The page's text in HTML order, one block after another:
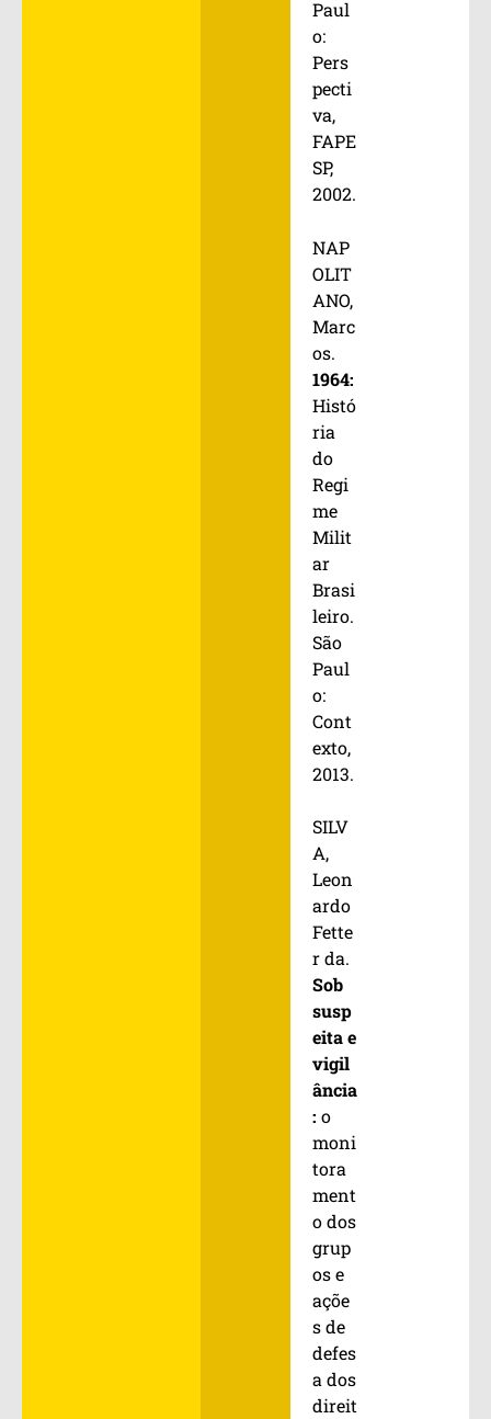
Paul
o:
Pers
pecti
va,
FAPE
SP,
2002.
NAP
OLIT
ANO,
Marc
os.
1964:
Histó
ria
do
Regi
me
Milit
ar
Brasi
leiro.
São
Paul
o:
Cont
exto,
2013.
SILV
A,
Leon
ardo
Fette
r da.
Sob
susp
eita e
vigil
ância
: o
moni
tora
ment
o dos
grup
os e
açõe
s de
defes
a dos
direit